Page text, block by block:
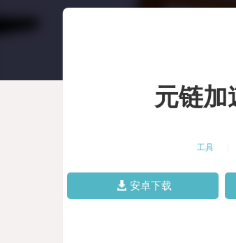
元链加
工具
安卓下载